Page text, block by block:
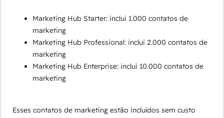
Marketing Hub Starter: inclui 1.000 contatos de
marketing
Marketing Hub Professional: inclui 2.000 contatos de
marketing
Marketing Hub Enterprise: inclui 10.000 contatos de
marketing
Esses contatos de marketing estão incluídos sem custo